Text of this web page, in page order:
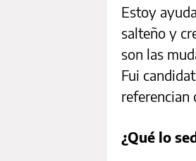
Estoy
salteño y
son las
Fui
referencian
¿Qué lo